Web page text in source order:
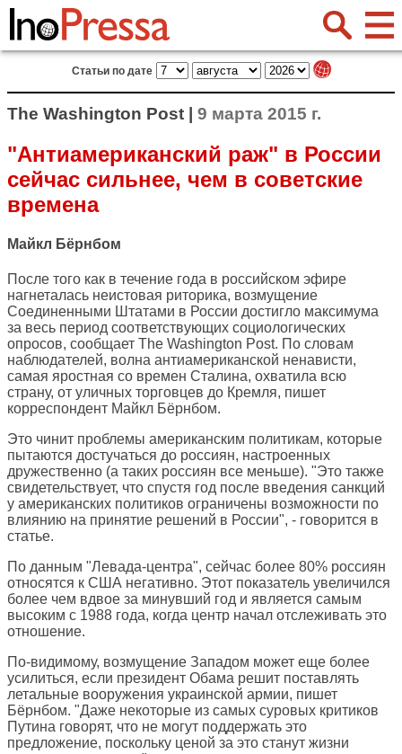
Статьи по дате
The Washington Post | 9 марта 2015 г.
"Антиамериканский раж" в России
сейчас сильнее, чем в советские
времена
Майкл Бёрнбом
После того как в течение года в российском эфире
нагнеталась неистовая риторика, возмущение
Соединенными Штатами в России достигло максимума
за весь период соответствующих социологических
опросов, сообщает The Washington Post. По словам
наблюдателей, волна антиамериканской ненависти,
самая яростная со времен Сталина, охватила всю
страну, от уличных торговцев до Кремля, пишет
корреспондент Майкл Бёрнбом.
Это чинит проблемы американским политикам, которые
пытаются достучаться до россиян, настроенных
дружественно (а таких россиян все меньше). "Это также
свидетельствует, что спустя год после введения санкций
у американских политиков ограничены возможности по
влиянию на принятие решений в России", - говорится в
статье.
По данным "Левада-центра", сейчас более 80% россиян
относятся к США негативно. Этот показатель увеличился
более чем вдвое за минувший год и является самым
высоким с 1988 года, когда центр начал отслеживать это
отношение.
По-видимому, возмущение Западом может еще более
усилиться, если президент Обама решит поставлять
летальные вооружения украинской армии, пишет
Бёрнбом. "Даже некоторые из самых суровых критиков
Путина говорят, что не могут поддержать это
предложение, поскольку ценой за это станут жизни